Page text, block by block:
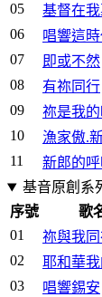
05
基督在
06
唱響這
07
即或不然
08
有祢同行
09
祢是我
10
漁家傲.
11
新郎的
基音原創系
序號
歌
01
祢與我同
02
耶和華
03
唱響錫安